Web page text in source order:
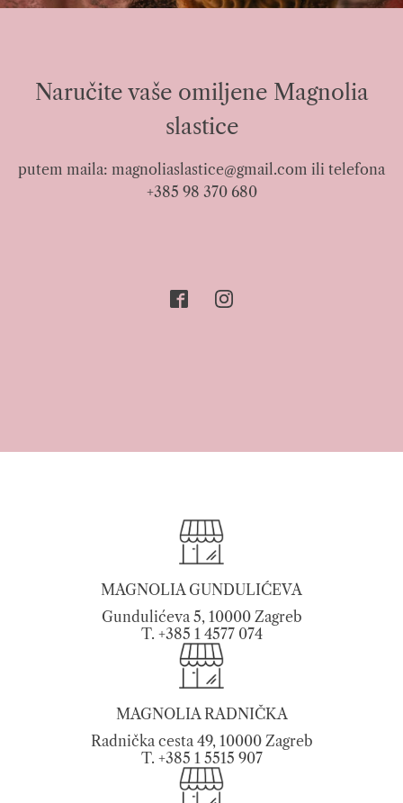
Naručite vaše omiljene Magnolia
slastice
putem maila: magnoliaslastice@gmail.com ili telefona
+385 98 370 680
MAGNOLIA GUNDULIĆEVA
Gundulićeva 5, 10000 Zagreb
T. +385 1 4577 074
MAGNOLIA RADNIČKA
Radnička cesta 49, 10000 Zagreb
T. +385 1 5515 907